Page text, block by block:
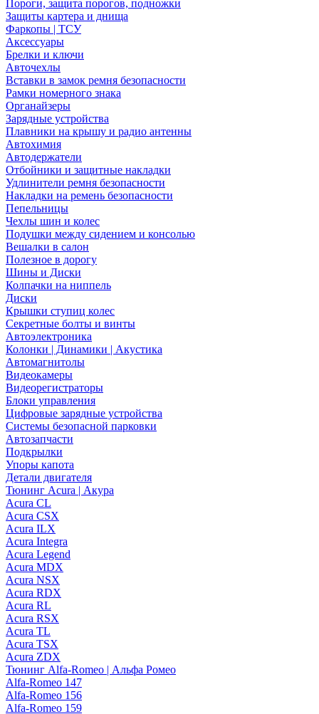
Пороги, защита порогов, подножки
Защиты картера и днища
Фаркопы | ТСУ
Аксессуары
Брелки и ключи
Авточехлы
Вставки в замок ремня безопасности
Рамки номерного знака
Органайзеры
Зарядные устройства
Плавники на крышу и радио антенны
Автохимия
Автодержатели
Отбойники и защитные накладки
Удлинители ремня безопасности
Накладки на ремень безопасности
Пепельницы
Чехлы шин и колес
Подушки между сидением и консолью
Вешалки в салон
Полезное в дорогу
Шины и Диски
Колпачки на ниппель
Диски
Крышки ступиц колес
Секретные болты и винты
Автоэлектроника
Колонки | Динамики | Акустика
Автомагнитолы
Видеокамеры
Видеорегистраторы
Блоки управления
Цифровые зарядные устройства
Системы безопасной парковки
Автозапчасти
Подкрылки
Упоры капота
Детали двигателя
Тюнинг Acura | Акура
Acura CL
Acura CSX
Acura ILX
Acura Integra
Acura Legend
Acura MDX
Acura NSX
Acura RDX
Acura RL
Acura RSX
Acura TL
Acura TSX
Acura ZDX
Тюнинг Alfa-Romeo | Альфа Ромео
Alfa-Romeo 147
Alfa-Romeo 156
Alfa-Romeo 159